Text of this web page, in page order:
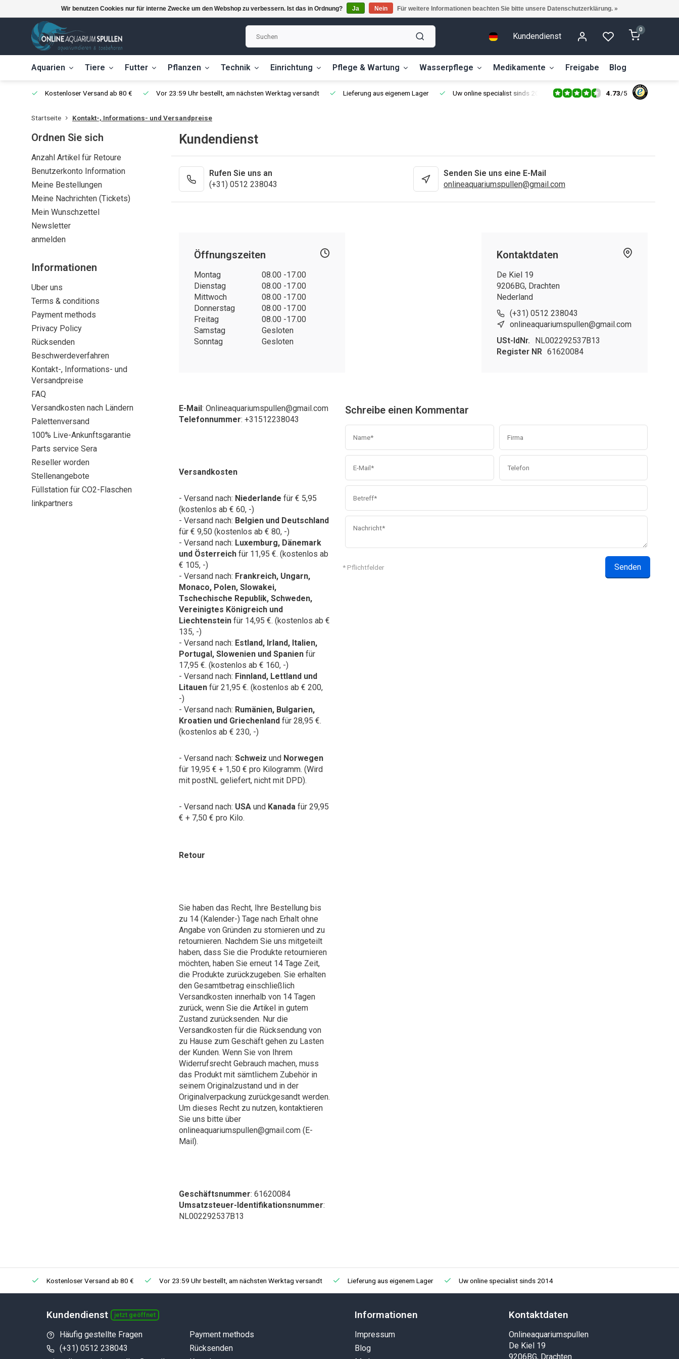
Kundendienst
0
Aquarien Tiere Futter Pflanzen Technik Einrichtung Pflege & Wartung Wasserpflege Medikamente Freigabe Blog
Kostenloser Versand ab 80 € Vor 23:59 Uhr bestellt, am nächsten Werktag versandt Lieferung aus eigenem Lager Uw online specialist sinds 2014 4.73/5
Startseite Kontakt-, Informations- und Versandpreise
Ordnen Sie sich
Anzahl Artikel für Retoure
Benutzerkonto Information
Meine Bestellungen
Meine Nachrichten (Tickets)
Mein Wunschzettel
Newsletter
anmelden
Informationen
Uber uns
Terms & conditions
Payment methods
Privacy Policy
Rücksenden
Beschwerdeverfahren
Kontakt-, Informations- und
Versandpreise
FAQ
Versandkosten nach Ländern
Palettenversand
100% Live-Ankunftsgarantie
Parts service Sera
Reseller worden
Stellenangebote
Füllstation für CO2-Flaschen
linkpartners
Kundendienst
Rufen Sie uns an
(+31) 0512 238043
Senden Sie uns eine E-Mail
onlineaquariumspullen@gmail.com
Öffnungszeiten
Montag
08.00 -17.00
Dienstag
08.00 -17.00
Mittwoch
08.00 -17.00
Donnerstag
08.00 -17.00
Freitag
08.00 -17.00
Samstag
Gesloten
Sonntag
Gesloten
Kontaktdaten
De Kiel 19
9206BG, Drachten
Nederland
(+31) 0512 238043
onlineaquariumspullen@gmail.com
USt-IdNr.
NL002292537B13
Register NR 61620084
E-Mail: Onlineaquariumspullen@gmail.com
Telefonnummer: +31512238043
Versandkosten
- Versand nach: Niederlande für € 5,95
(kostenlos ab € 60, -)
- Versand nach: Belgien und Deutschland
für € 9,50 (kostenlos ab € 80, -)
- Versand nach: Luxemburg, Dänemark
und Österreichfür 11,95 €. (kostenlos ab
€ 105, -)
- Versand nach: Frankreich, Ungarn,
Monaco, Polen, Slowakei,
Tschechische Republik, Schweden,
Vereinigtes Königreich und
Liechtensteinfür 14,95 €. (kostenlos ab €
135, -)
- Versand nach: Estland, Irland, Italien,
Portugal, Slowenien und Spanienfür
17,95 €. (kostenlos ab € 160, -)
- Versand nach: Finnland, Lettland und
Litauenfür 21,95 €. (kostenlos ab € 200,
-)
- Versand nach: Rumänien, Bulgarien,
Kroatien und Griechenlandfür 28,95 €.
(kostenlos ab € 230, -)
- Versand nach: Schweiz und Norwegen
für 19,95 € + 1,50 € pro Kilogramm. (Wird
mit postNL geliefert, nicht mit DPD).
- Versand nach: USAund Kanadafür 29,95
€ + 7,50 € pro Kilo.
Retour
Sie haben das Recht, Ihre Bestellung bis
zu 14 (Kalender-) Tage nach Erhalt ohne
Angabe von Gründen zu stornieren und zu
retournieren. Nachdem Sie uns mitgeteilt
haben, dass Sie die Produkte retournieren
möchten, haben Sie erneut 14 Tage Zeit,
die Produkte zurückzugeben. Sie erhalten
den Gesamtbetrag einschließlich
Versandkosten innerhalb von 14 Tagen
zurück, wenn Sie die Artikel in gutem
Zustand zurücksenden. Nur die
Versandkosten für die Rücksendung von
zu Hause zum Geschäft gehen zu Lasten
der Kunden. Wenn Sie von Ihrem
Widerrufsrecht Gebrauch machen, muss
das Produkt mit sämtlichem Zubehör in
seinem Originalzustand und in der
Originalverpackung zurückgesandt werden.
Um dieses Recht zu nutzen, kontaktieren
Sie uns bitte über
onlineaquariumspullen@gmail.com(E-
Mail).
Geschäftsnummer: 61620084
Umsatzsteuer-Identifikationsnummer:
NL002292537B13
Schreibe einen Kommentar
* Pflichtfelder Senden
Kostenloser Versand ab 80 € Vor 23:59 Uhr bestellt, am nächsten Werktag versandt Lieferung aus eigenem Lager Uw online specialist sinds 2014
Kundendienst jetzt geöffnet
Häufig gestellte Fragen
(+31) 0512 238043
Payment methods
Rücksenden
Informationen
Impressum
Blog
Kontaktdaten
Onlineaquariumspullen
De Kiel 19
9206BG, Drachten
Wir benutzen Cookies nur für interne Zwecke um den Webshop zu verbessern. Ist das in Ordnung? Ja Nein Für weitere Informationen beachten Sie bitte unsere Datenschutzerklärung. »